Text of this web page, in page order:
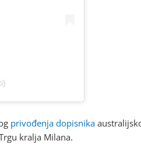
privođenja dopisnika
kralja Milana.